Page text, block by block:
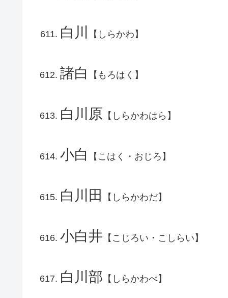
白川 【しらかわ】
諸白 【もろはく】
白川原 【しらかわはら】
小白 【こはく・おじろ】
白川田 【しらかわだ】
小白井 【こじろい・こしらい】
白川部 【しらかわべ】